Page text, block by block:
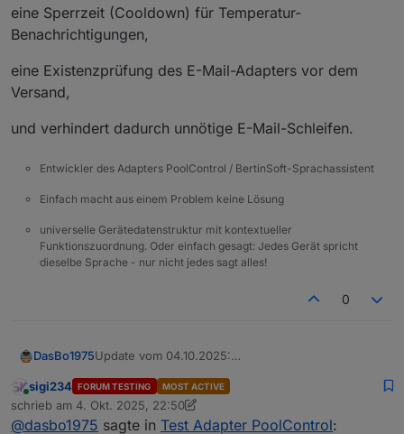
eine Sperrzeit (Cooldown) für Temperatur-
Benachrichtigungen,
eine Existenzprüfung des E-Mail-Adapters vor dem
Versand,
und verhindert dadurch unnötige E-Mail-Schleifen.
Entwickler des Adapters PoolControl / BertinSoft-Sprachassistent
Einfach macht aus einem Problem keine Lösung
universelle Gerätedatenstruktur mit kontextueller
Funktionszuordnung. Oder einfach gesagt: Jedes Gerät spricht
dieselbe Sprache - nur nicht jedes sagt alles!
0
DasBo1975Update vom 04.10.2025:
neu hochgeladen.
Grund: In der vorherigen Version kam es bei
aktivierter E-Mail-Ausgabe zu einer zu hohen
eine Sperrzeit (Cooldown) für Temperatur-
Benachrichtigungen,
eine Existenzprüfung des E-Mail-Adapters vor dem
Online
sigi234 FORUM TESTING MOST ACTIVE
schrieb am 4. Okt. 2025, 22:50
zuletzt editiert von sigi23410. Mai 2025, 00:51
@dasbo1975 sagte in Test Adapter PoolControl: